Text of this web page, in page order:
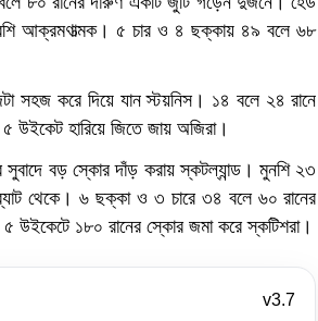
আক্রমণাত্মক। ৫ চার ও ৪ ছক্কায় ৪৯ বলে ৬৮
সহজ করে দিয়ে যান স্টয়নিস। ১৪ বলে ২৪ রানে
উইকেট হারিয়ে জিতে জায় অজিরা।
সুবাদে বড় স্কোর দাঁড় করায় স্কটল্যান্ড। মুনশি ২৩
থেকে। ৬ ছক্কা ও ৩ চারে ৩৪ বলে ৬০ রানের
৫ উইকেটে ১৮০ রানের স্কোর জমা করে স্কটিশরা।
v3.7